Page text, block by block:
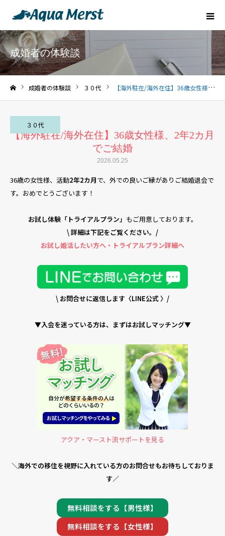
成婚者の体験談
成婚者の体験談 ３０代 【海外駐在/海外在住】36歳女性様、2年2カ月でご結婚
３０代
【海外駐在/海外在住】36歳女性様、2年2カ月
でご結婚
2026.05.25
36歳の女性様、活動2年2カ月で、外での良いご縁がありご結婚退会で
す。おめでとうございます！
お試し体験「トライアルプラン」 もご用意しております。
\ 詳細は下記をご覧ください。/
お試し婚活したい方へ・トライアルプラン詳細へ
\ お問合せに返信します〈LINE公式 〉/
▼入会を迷っている方は、まずはお試しマッチング▼
アクア・マースト流サポートを見る
＼海外での移住を視野に入れている方のお問合せもお待ちしておりま
す／
無料相談をする【男性様】
無料相談をする【女性様】